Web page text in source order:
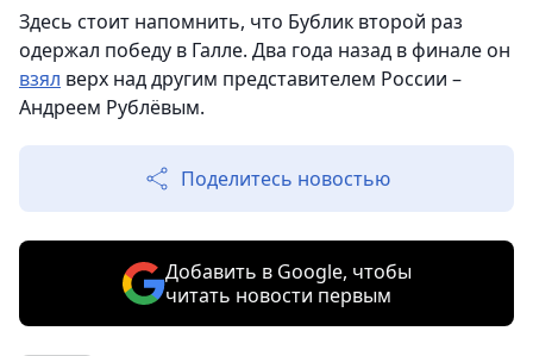
Здесь стоит напомнить, что Бублик второй раз
одержал победу в Галле. Два года назад в финале он
взял верх над другим представителем России –
Андреем Рублёвым.
Поделитесь новостью
Добавить в Google, чтобы
читать новости первым